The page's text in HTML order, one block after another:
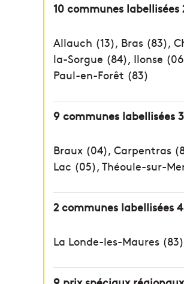
10 communes labellisées
Allauch (13), Bras (83),
la-Sorgue (84), Ilonse
Paul-en-Forêt (83)
9 communes labellisées
Braux (04), Carpentras
Lac (05), Théoule-sur-
2 communes labellisées
La Londe-les-Maures